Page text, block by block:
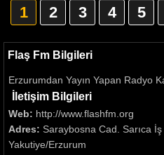
1 2 3 4 5
Flaş Fm Bilgileri
Erzurumdan Yayın Yapan Radyo
İletişim Bilgileri
Web: http://www.flashfm.org
Adres: Saraybosna Cad. Sarıca
Yakutiye/Erzurum